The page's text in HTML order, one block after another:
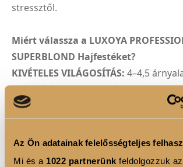
Az Ön adatainak felelősségteljes
Mi és a 1022 partnerünk feldolgozzuk
stressztől.
Miért válassza a LUXOYA
SUPERBLOND Hajfestéket?
KIVÉTELES VILÁGOSÍTÁS: 4–4,5
világosítás, amely természetes és
biztosít.
INTENZÍV SZÍNEK:Gazdag, mély
ragyogóvá és élettel telivé teszik a
HOSSZAN TARTÓ HATÁS: A 4D